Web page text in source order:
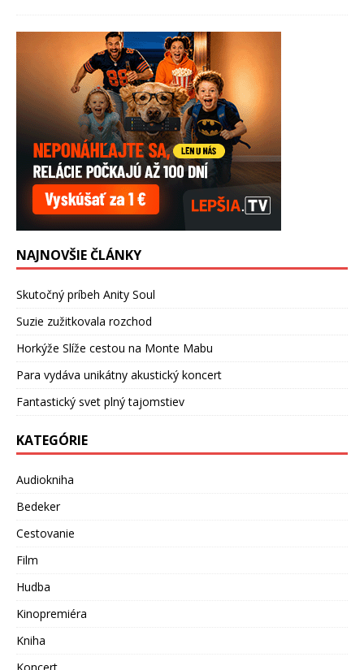
NAJNOVŠIE ČLÁNKY
Skutočný príbeh Anity Soul
Suzie zužitkovala rozchod
Horkýže Slíže cestou na Monte Mabu
Para vydáva unikátny akustický koncert
Fantastický svet plný tajomstiev
KATEGÓRIE
Audiokniha
Bedeker
Cestovanie
Film
Hudba
Kinopremiéra
Kniha
Koncert